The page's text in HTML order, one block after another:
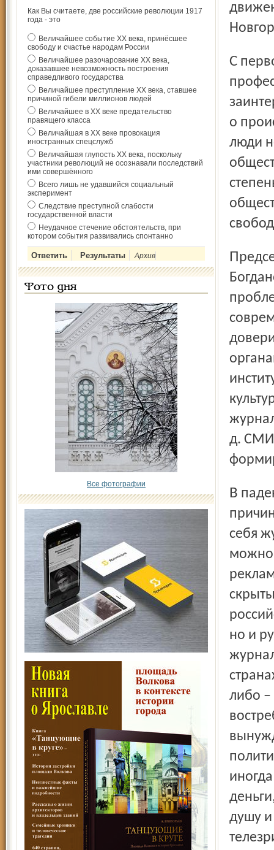
Как Вы считаете, две российские революции 1917
года - это
Величайшее событие ХХ века, принёсшее
свободу и счастье народам России
Величайшее разочарование ХХ века,
доказавшее невозможность построения
справедливого государства
Величайшее преступление ХХ века, ставшее
причиной гибели миллионов людей
Величайшее в ХХ веке предательство
правящего класса
Величайшая в ХХ веке провокация
иностранных спецслужб
Величайшая глупость ХХ века, поскольку
участники революций не осознавали последствий
ими совершённого
Всего лишь не удавшийся социальный
эксперимент
Следствие преступной слабости
государственной власти
Неудачное стечение обстоятельств, при
котором события развивались спонтанно
Архив
Фото дня
Все фотографии
С первого взгляда тема конференции сугубо
о
люди
Председатель Союза журналистов России Всеволод
д. СМИ
В падении тиражей многих печатных СМИ есть несколько
себя
можно
но и
либо –
душу и